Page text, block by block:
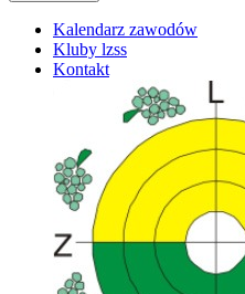
Kalendarz zawodów
Kluby lzss
Kontakt